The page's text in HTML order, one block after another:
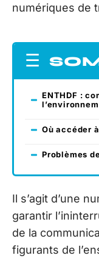
numériques de
ENTHDF :
Où accéder à
Problèmes
Il s’agit d’une
garantir
de la
figurants de